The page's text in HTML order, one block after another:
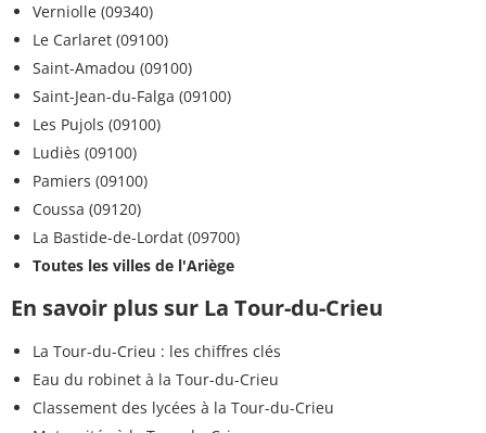
Verniolle (09340)
Le Carlaret (09100)
Saint-Amadou (09100)
Saint-Jean-du-Falga (09100)
Les Pujols (09100)
Ludiès (09100)
Pamiers (09100)
Coussa (09120)
La Bastide-de-Lordat (09700)
Toutes les villes de l'Ariège
En savoir plus sur La Tour-du-Crieu
La Tour-du-Crieu : les chiffres clés
Eau du robinet à la Tour-du-Crieu
Classement des lycées à la Tour-du-Crieu